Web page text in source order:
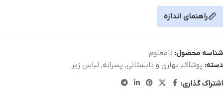
راهنمای اندازه
شناسه محصول: نامعلوم
دسته: پوشاک, بهاری و تابستانی, پسرانه, لباس زیر
اشتراک گذاری: